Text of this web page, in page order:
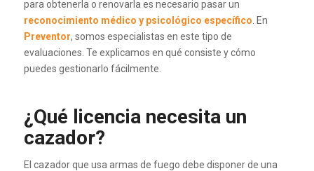
para obtenerla o renovarla es necesario pasar un
reconocimiento médico y psicológico específico . En
Preventor, somos especialistas en este tipo de
evaluaciones. Te explicamos en qué consiste y cómo
puedes gestionarlo fácilmente.
¿Qué licencia necesita un
cazador?
El cazador que usa armas de fuego debe disponer de una